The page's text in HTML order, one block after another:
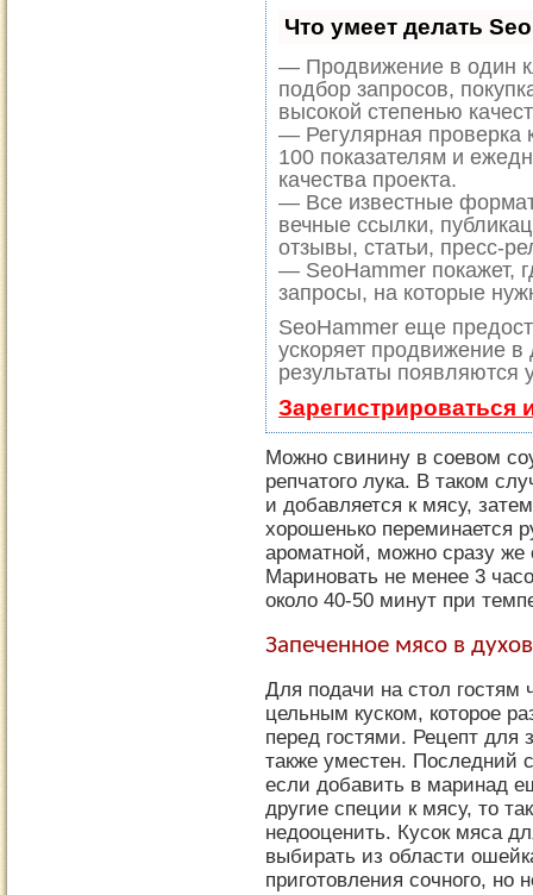
Что умеет делать
— Продвижение в один
подбор запросов,
высокой степенью
— Регулярная проверка
100 показателям и
качества проекта.
— Все известные
вечные ссылки,
отзывы, статьи, пресс-
— SeoHammer покажет,
запросы, на которые
SeoHammer еще
ускоряет продвижение
результаты появляются
Зарегистрироваться
Можно свинину в соевом
репчатого лука. В таком
и добавляется к мясу,
хорошенько переминается
ароматной, можно сразу же
Мариновать не менее 3
около 40-50 минут при
Запеченное мясо в
Для подачи на стол гостям
цельным куском, которое
перед гостями. Рецепт для
также уместен. Последний
если добавить в маринад
другие специи к мясу, то
недооценить. Кусок мяса
выбирать из области
приготовления сочного, но